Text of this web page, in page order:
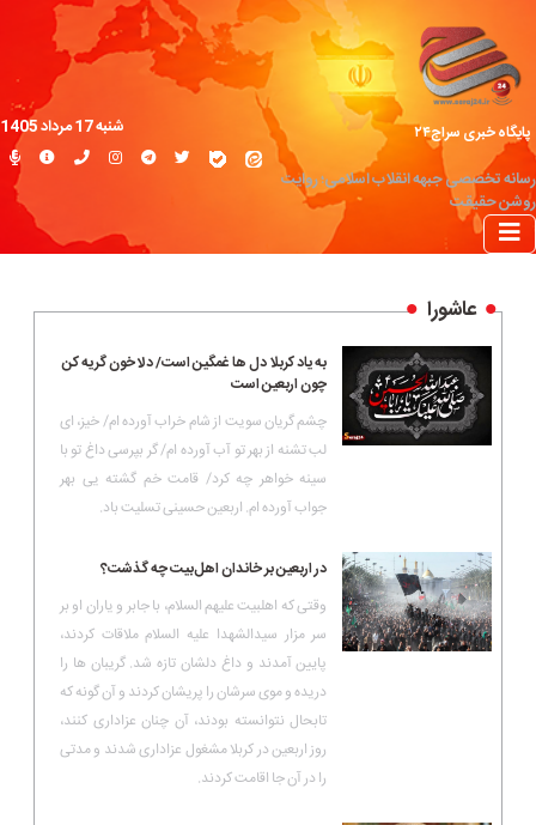
پایگاه خبری سراج۲۴
رسانه تخصصی جبهه انقلاب اسلامی؛ روایت
روشن حقیقت
شنبه 17 مرداد 1405
عاشورا
به یاد کربلا دل ها غمگین است/ دلا خون گریه کن
چون اربعین است
چشم گریان سویت از شام خراب آورده ام/ خیز، ای
لب تشنه از بهر تو آب آورده ام/ گر بپرسی داغ تو با
سینه خواهر چه کرد/ قامت خم گشته یی بهر
جواب آورده ام. اربعین حسینی تسلیت باد.
در اربعین بر خاندان اهل‌بیت چه گذشت؟
وقتی که اهلبیت علیهم السلام، با جابر و یاران او بر
سر مزار سیدالشهدا علیه السلام ملاقات کردند،
پایین آمدند و داغ دلشان تازه شد. گریبان ها را
دریده و موی سرشان را پریشان کردند و آن گونه که
تابحال نتوانسته بودند، آن چنان عزاداری کنند،
روز اربعین در کربلا مشغول عزاداری شدند و مدتی
را در آن جا اقامت کردند.